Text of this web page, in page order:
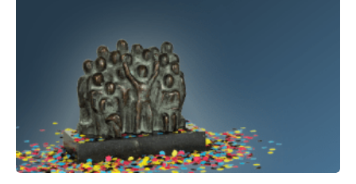
niet-leden. De awards worden uitgereikt in...